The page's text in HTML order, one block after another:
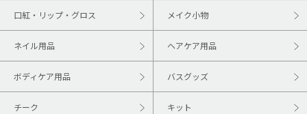
口紅・リップ・グロス メイク小物
ネイル用品 ヘアケア用品
ボディケア用品 バスグッズ
チーク キット